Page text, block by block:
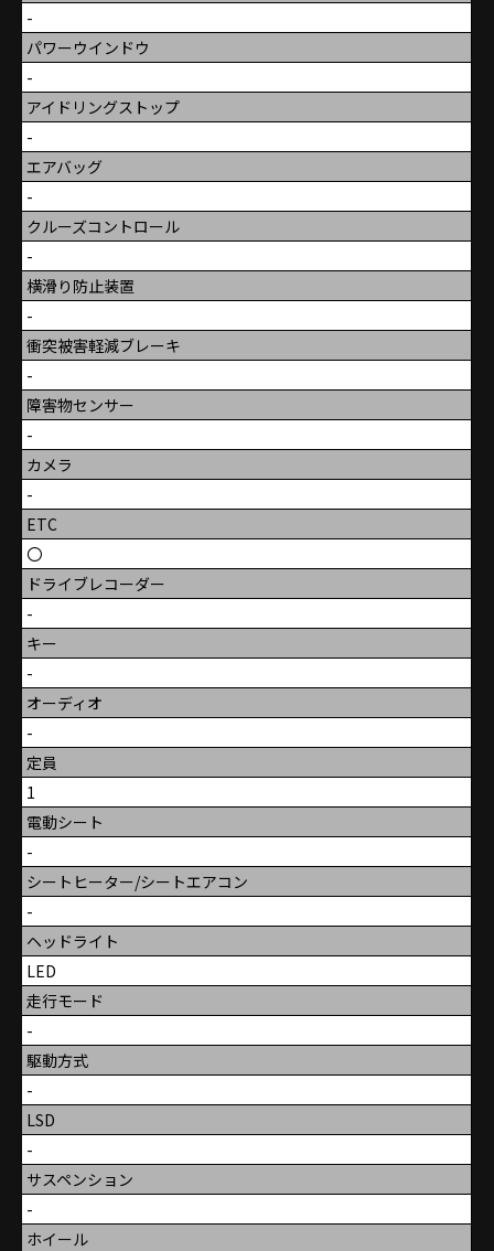
-
パワーウインドウ
-
アイドリングストップ
-
エアバッグ
-
クルーズコントロール
-
横滑り防止装置
-
衝突被害軽減ブレーキ
-
障害物センサー
-
カメラ
-
ETC
〇
ドライブレコーダー
-
キー
-
オーディオ
-
定員
1
電動シート
-
シートヒーター/シートエアコン
-
ヘッドライト
LED
走行モード
-
駆動方式
-
LSD
-
サスペンション
-
ホイール